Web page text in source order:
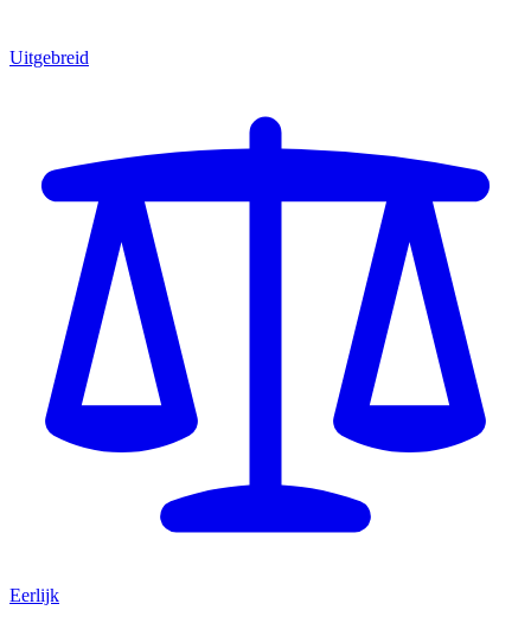
Uitgebreid
Eerlijk